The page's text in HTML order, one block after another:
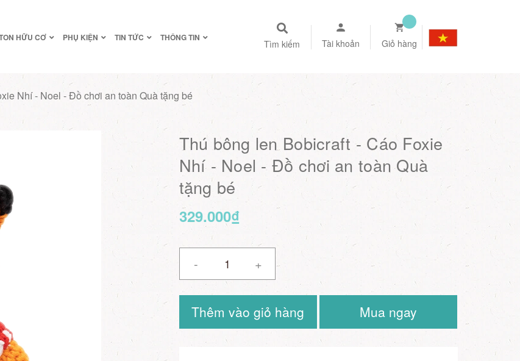
HỮU CƠ PHỤ KIỆN TIN TỨC THÔNG TIN
Tìm kiếm Tài khoản Giỏ hàng
Nhí - Noel - Đồ chơi an toàn Quà tặng bé
Thú bông len Bobicraft - Cáo Foxie
Nhí - Noel - Đồ chơi an toàn Quà
tặng bé
329.000₫
- +
Thêm vào giỏ hàng Mua ngay